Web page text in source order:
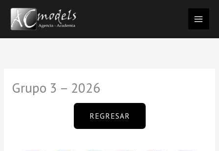
contenido
Grupo 3 – 2026
REGRESAR